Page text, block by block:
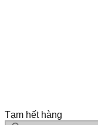
Tạm hết hàng